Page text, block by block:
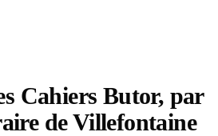
Cahiers Butor, par
de Villefontaine